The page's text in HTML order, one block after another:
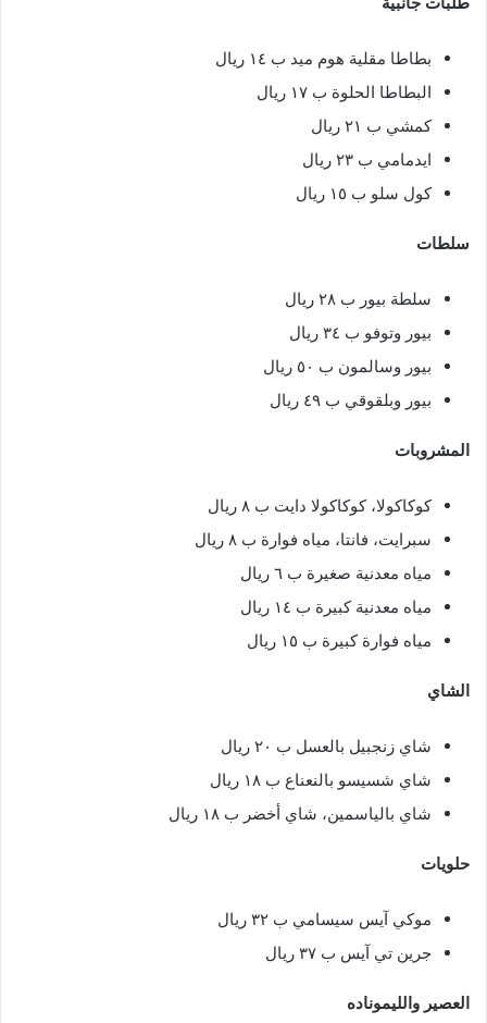
بطاطا مقلية هوم ميد ب ١٤ ريال
البطاطا الحلوة ب ١٧ ريال
كمشي ب ٢١ ريال
ايدمامي ب ٢٣ ريال
كول سلو ب ١٥ ريال
سلطات
سلطة بيور ب ٢٨ ريال
بيور وتوفو ب ٣٤ ريال
بيور وسالمون ب ٥٠ ريال
بيور وبلقوقي ب ٤٩ ريال
المشروبات
كوكاكولا، كوكاكولا دايت ب ٨ ريال
سبرايت، فانتا، مياه فوارة ب ٨ ريال
مياه معدنية صغيرة ب ٦ ريال
مياه معدنية كبيرة ب ١٤ ريال
مياه فوارة كبيرة ب ١٥ ريال
الشاي
شاي زنجبيل بالعسل ب ٢٠ ريال
شاي شسيسو بالنعناع ب ١٨ ريال
شاي بالياسمين، شاي أخضر ب ١٨ ريال
حلويات
موكي آيس سيسامي ب ٣٢ ريال
جرين تي آيس ب ٣٧ ريال
العصير والليموناده